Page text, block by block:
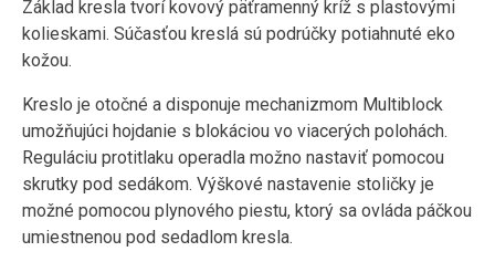
Základ kresla tvorí kovový päťramenný kríž s plastovými
kolieskami. Súčasťou kreslá sú podrúčky potiahnuté eko
kožou.
Kreslo je otočné a disponuje mechanizmom Multiblock
umožňujúci hojdanie s blokáciou vo viacerých polohách.
Reguláciu protitlaku operadla možno nastaviť pomocou
skrutky pod sedákom. Výškové nastavenie stoličky je
možné pomocou plynového piestu, ktorý sa ovláda páčkou
umiestnenou pod sedadlom kresla.